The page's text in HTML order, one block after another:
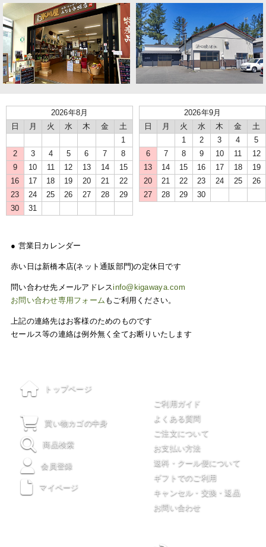
2026年8月
日
月 火 水 木 金
土
1
2
3 4 5 6 7
8
9
10 11 12 13 14
15
16
17 18 19 20 21
22
23
24 25 26 27 28
29
30
31
2026年9月
日
月 火 水 木 金
土
1
2 3 4
5
6
7 8 9 10 11
12
13
14 15 16 17 18
19
20
21 22 23 24 25
26
27
28 29 30
● 営業日カレンダー
赤い日は新橋本店(ネット通販部門)の定休日です
問い合わせ先メールアドレスinfo@kigawaya.com
お問い合わせ専用フォーム もご利用ください。
上記の連絡先はお客様のためのものです
セールス等の連絡は例外無く全てお断りいたします
トップページ
買い物カゴの中身
商品検索
会員登録
マイページ
ご利用ガイド
よくある質問
ご注文について
お支払い方法
送料・クール便について
ギフトでのご利用
キャンセル・交換・返品
お問い合わせ